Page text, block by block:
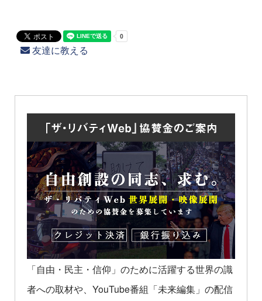
友達に教える
「自由・民主・信仰」のために活躍する世界の識
者への取材や、YouTube番組「未来編集」の配信